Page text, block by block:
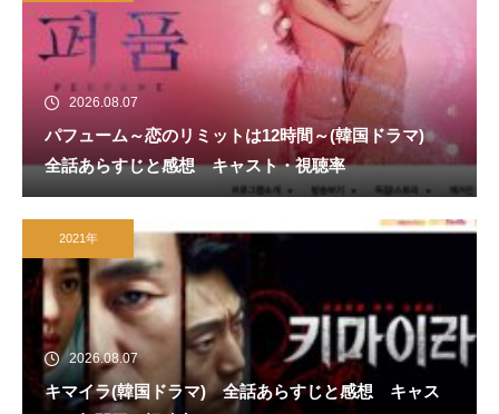
2026.08.07
パフューム～恋のリミットは12時間～(韓国ドラマ)
全話あらすじと感想 キャスト・視聴率
2021年
2026.08.07
キマイラ(韓国ドラマ) 全話あらすじと感想 キャス